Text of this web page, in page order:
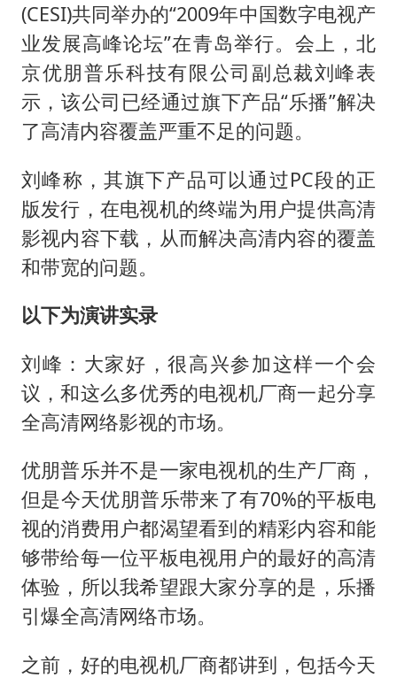
感觉全东北都在等7号
27岁女子成组织卖淫集团主犯被通缉
泰国一女公务员妆容引争议 本人回应
首次证实！“胶球”存在
东方甄选被判赔偿江小白30万元
(CESI)共同举办的“2009年中国数字电视产
业发展高峰论坛”在青岛举行。会上，北
京优朋普乐科技有限公司副总裁刘峰表
示，该公司已经通过旗下产品“乐播”解决
了高清内容覆盖严重不足的问题。
刘峰称，其旗下产品可以通过PC段的正
版发行，在电视机的终端为用户提供高清
影视内容下载，从而解决高清内容的覆盖
和带宽的问题。
以下为演讲实录
刘峰：大家好，很高兴参加这样一个会
议，和这么多优秀的电视机厂商一起分享
全高清网络影视的市场。
优朋普乐并不是一家电视机的生产厂商，
但是今天优朋普乐带来了有70%的平板电
视的消费用户都渴望看到的精彩内容和能
够带给每一位平板电视用户的最好的高清
体验，所以我希望跟大家分享的是，乐播
引爆全高清网络市场。
之前，好的电视机厂商都讲到，包括今天